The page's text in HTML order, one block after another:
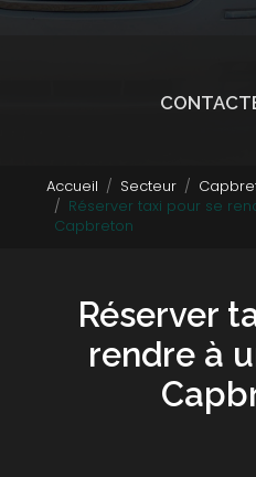
Accueil Secteur
Réserver taxi pour se
Capbreton
Réserver
rendre à